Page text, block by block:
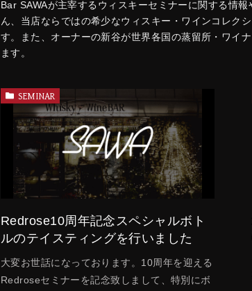
Bar SAWAが主宰するウィスキーセミナーに関する情
ん、当店ならではの希少なウィスキー・ワインコレク
す。また、オーナーの新谷が世界各国の蒸留所・ワイ
ます。
SEMINAR
Redrose10周年記念スペシャルボト
ルのテイスティングを行いました
大変お世話になっております。10周年を迎える
Redroseセミナーを記念致しまして、特別にボ